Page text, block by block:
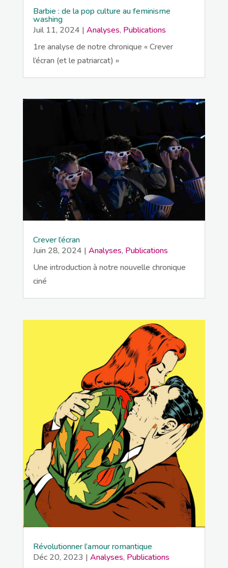
Barbie : de la pop culture au feminisme
washing
Juil 11, 2024 | Analyses, Publications
1re analyse de notre chronique « Crever
l’écran (et le patriarcat) »
Crever l’écran
Juin 28, 2024 | Analyses, Publications
Une introduction à notre nouvelle chronique
ciné
Révolutionner l’amour romantique
Déc 20, 2023 | Analyses, Publications